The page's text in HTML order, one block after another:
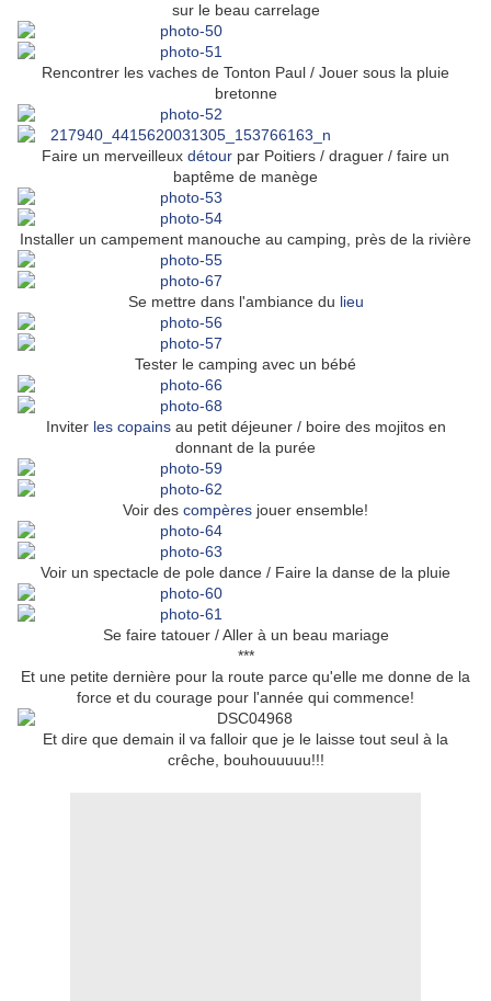
sur le beau carrelage
Rencontrer les vaches de Tonton Paul / Jouer sous la pluie
bretonne
Faire un merveilleux détour par Poitiers / draguer / faire un
baptême de manège
Installer un campement manouche au camping, près de la rivière
Se mettre dans l'ambiance du lieu
Tester le camping avec un bébé
Inviter les copainsau petit déjeuner / boire des mojitos en
donnant de la purée
Voir des compères jouer ensemble!
Voir un spectacle de pole dance / Faire la danse de la pluie
Se faire tatouer / Aller à un beau mariage
***
Et une petite dernière pour la route parce qu'elle me donne de la
force et du courage pour l'année qui commence!
Et dire que demain il va falloir que je le laisse tout seul à la
crêche, bouhouuuuu!!!